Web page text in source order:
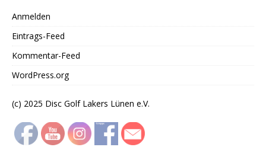
Anmelden
Eintrags-Feed
Kommentar-Feed
WordPress.org
(c) 2025 Disc Golf Lakers Lünen e.V.